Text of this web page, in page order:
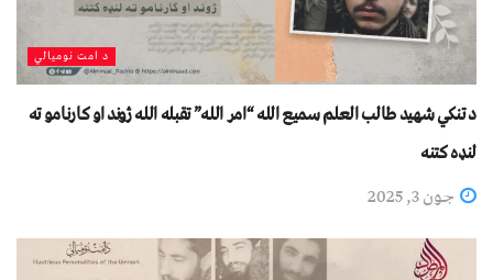
د امت نومیالي
د تنکي شهید طالب العلم سمیع الله “امر الله” تقبله الله ژوند او کارنامو ته
لنډه کتنه
جون 3, 2025